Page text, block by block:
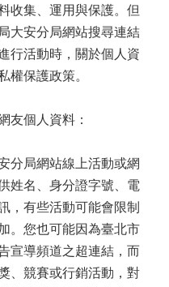
收集、運用與保護。但
大安分局網站搜尋連結
行活動時，關於個人資
權保護政策。
友個人資料：
分局網站線上活動或網
姓名、身分證字號、電
，有些活動可能會限制
。您也可能因為臺北市
宣導頻道之超連結，而
、競賽或行銷活動，對